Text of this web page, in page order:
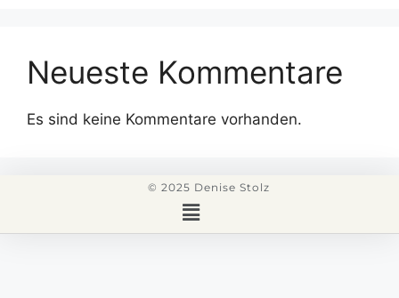
Neueste Kommentare
Es sind keine Kommentare vorhanden.
© 2025 Denise Stolz